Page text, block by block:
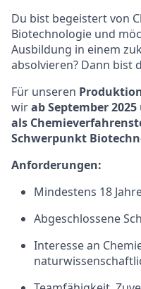
Du bist begeistert von
Biotechnologie und
Ausbildung in einem
absolvieren? Dann bist
Für unseren
wirab September 2025
als
Schwerpunkt
Anforderungen:
Mindestens 18
Abgeschlossene
Interesse an